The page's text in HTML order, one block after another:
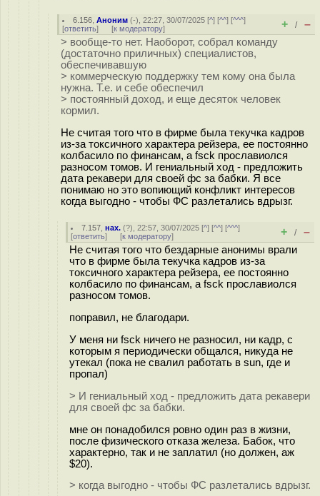
6.156 ,Аноним (-), 22:27, 30/07/2025 [^] [^^] [^^^]
[ответить] [к модератору] + / –
> вообще-то нет. Наоборот, собрал команду
(достаточно приличных) специалистов,
обеспечивавшую
> коммерческую поддержку тем кому она была
нужна. Т.е. и себе обеспечил
> постоянный доход, и еще десяток человек
кормил.
Не считая того что в фирме была текучка кадров
из-за токсичного характера рейзера, ее постоянно
колбасило по финансам, а fsck прославиолся
разносом томов. И гениальный ход - предложить
дата рекавери для своей фс за бабки. Я все
понимаю но это вопиющий конфликт интересов
когда выгодно - чтобы ФС разлетались вдрызг.
7.157 ,нах. (?), 22:57, 30/07/2025 [^] [^^] [^^^]
[ответить] [к модератору] + / –
Не считая того что бездарные анонимы врали
что в фирме была текучка кадров из-за
токсичного характера рейзера, ее постоянно
колбасило по финансам, а fsck прославиолся
разносом томов.
поправил, не благодари.
У меня ни fsck ничего не разносил, ни кадр, с
которым я периодически общался, никуда не
утекал (пока не свалил работать в sun, где и
пропал)
> И гениальный ход - предложить дата рекавери
для своей фс за бабки.
мне он понадобился ровно один раз в жизни,
после физического отказа железа. Бабок, что
характерно, так и не заплатил (но должен, аж
$20).
> когда выгодно - чтобы ФС разлетались вдрызг.